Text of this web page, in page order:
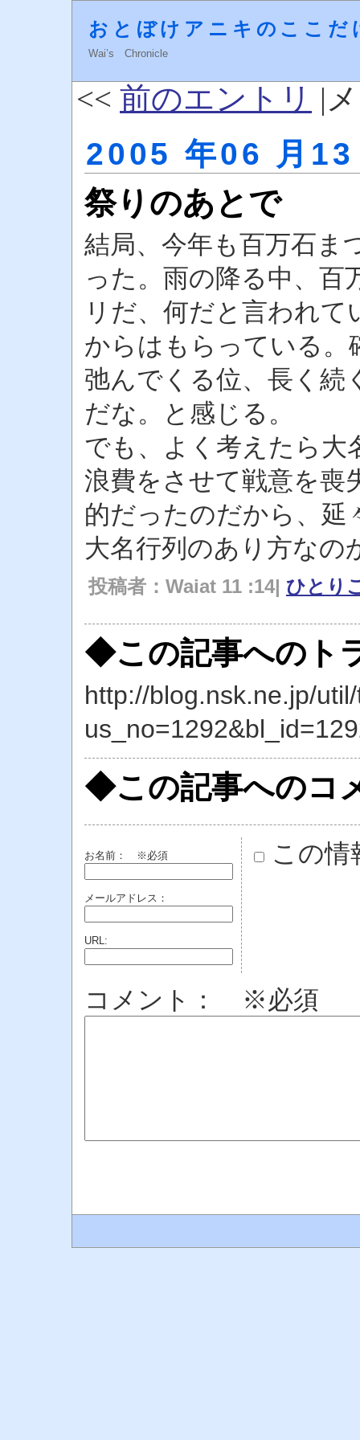
おとぼけアニキのここだ
Wai’s Chronicle
<< 前のエントリ |
2005 年06 月
祭りのあとで
結局、今年も百万石ま
った。雨の降る中、百
リだ、何だと言われ
からはもらっている。
弛んでくる位、長く続
だな。と感じる。
でも、よく考えたら大
浪費をさせて戦意を喪
的だったのだから、延
大名行列のあり方なの
投稿者：Waiat 11 :14| ひとり
◆この記事へのト
http://blog.nsk.ne.jp/
◆この記事へのコ
お名前： ※必須
メールアドレス：
URL:
この情
コメント： ※必須